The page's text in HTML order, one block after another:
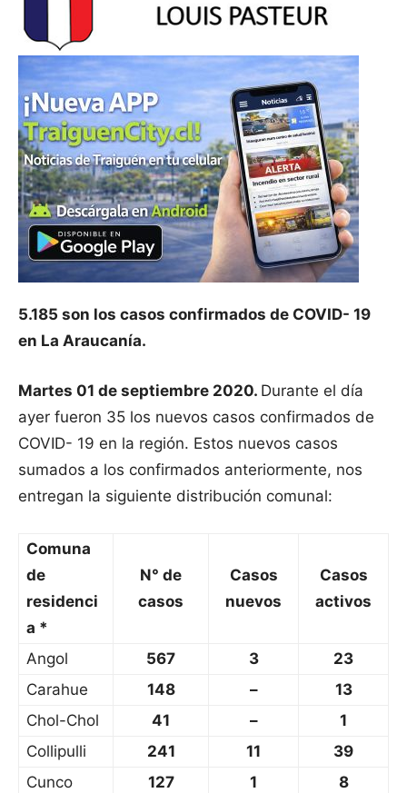
5.185 son los casos confirmados de COVID- 19
en La Araucanía.
Martes 01 de septiembre 2020. Durante el día
ayer fueron 35 los nuevos casos confirmados de
COVID- 19 en la región. Estos nuevos casos
sumados a los confirmados anteriormente, nos
entregan la siguiente distribución comunal:
Comuna
de
residenci
a *
N° de
casos
Casos
nuevos
Casos
activos
Angol 567 3
23
Carahue
148 –
13
Chol-Chol
41 –
1
Collipulli
241 11
39
Cunco
127 1
8